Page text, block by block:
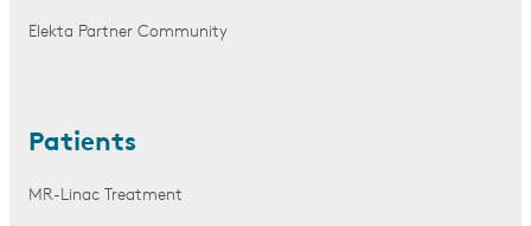
Elekta Partner Community
Patients
MR-Linac Treatment